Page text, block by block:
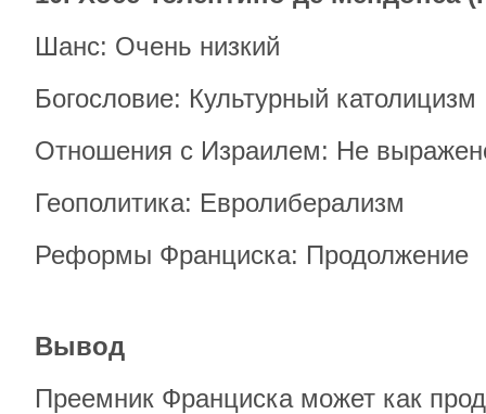
Шанс: Очень низкий
Богословие: Культурный католицизм
Отношения с Израилем: Не
Геополитика: Евролиберализм
Реформы Франциска: Продолжение
Вывод
Преемник Франциска может как